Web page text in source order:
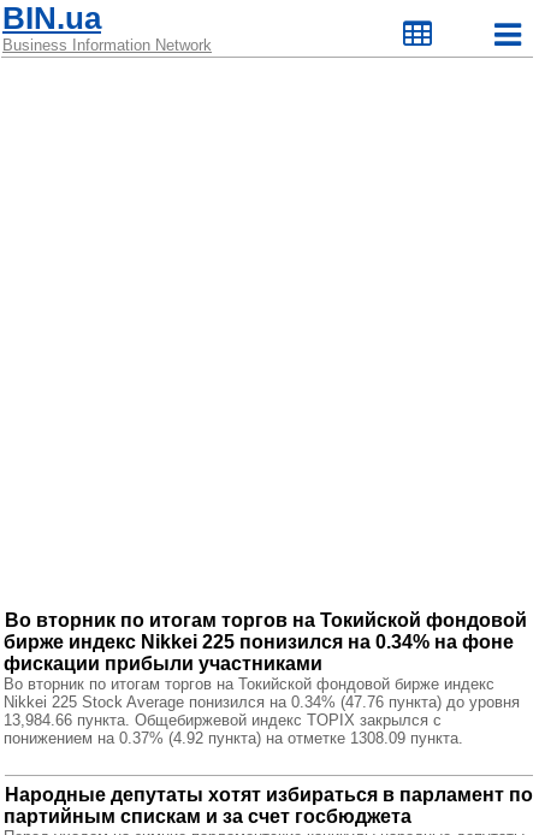
BIN.ua
Business Information Network
Во вторник по итогам торгов на Токийской фондовой
бирже индекс Nikkei 225 понизился на 0.34% на фоне
фискации прибыли участниками
Во вторник по итогам торгов на Токийской фондовой бирже индекс
Nikkei 225 Stock Average понизился на 0.34% (47.76 пункта) до уровня
13,984.66 пункта. Общебиржевой индекс TOPIX закрылся с
понижением на 0.37% (4.92 пункта) на отметке 1308.09 пункта.
Народные депутаты хотят избираться в парламент по
партийным спискам и за счет госбюджета